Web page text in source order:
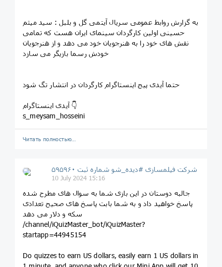
به گزارش روابط عمومی سریال آیتمی گل و بلبل : سید میثم
حسینی اولین کارگردان سینمای ایران هست که تمامی
نقش های خود را به هنرجویان خود می دهد و از هنرجویان
خودش رسما بازیگر می سازد
حتما آیدی پیج اینستاگرام کارگردان در انتشار تگ شود
آیدی اینستاگرام 👇
s_meysam_hosseini
Читать полностью…
شرکت فیلمسازی #دیده_شو شماره ثبت ۵۹۵۹۶۰
10 July 2024 15:16
جالبه دوستان در این بازی شما به سوال های مطرح شده
پاسخ خواهید داد و به شما بابت پاسخ های صحیح تعدادی
سکه و دلار می دهد
/channel/iQuizMaster_bot/iQuizMaster?
startapp=44945154
Do quizzes to earn US dollars, easily earn 1 US dollars in